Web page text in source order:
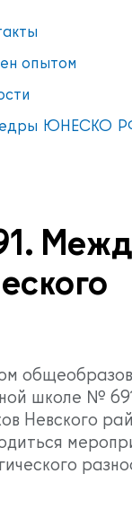
опытом
ЮНЕСКО
школе №
Невского